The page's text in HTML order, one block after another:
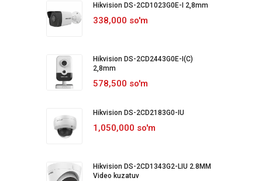
Hikvision DS-2CD1023G0E-I 2,8mm
338,000 so'm
Hikvision DS-2CD2443G0E-I(C)
2,8mm
578,500 so'm
Hikvision DS-2CD2183G0-IU
1,050,000 so'm
Hikvision DS-2CD1343G2-LIU 2.8MM
Video kuzatuv